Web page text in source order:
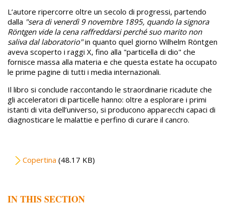
IN THIS SECTION
L’autore ripercorre oltre un secolo di progressi, partendo
dalla "sera di venerdì 9 novembre 1895, quando la signora
Röntgen vide la cena raffreddarsi perché suo marito non
saliva dal laboratorio"in quanto quel giorno Wilhelm Röntgen
aveva scoperto i raggi X, fino alla "particella di dio" che
fornisce massa alla materia e che questa estate ha occupato
le prime pagine di tutti i media internazionali.
Il libro si conclude raccontando le straordinarie ricadute che
gli acceleratori di particelle hanno: oltre a esplorare i primi
istanti di vita dell’universo, si producono apparecchi capaci di
diagnosticare le malattie e perfino di curare il cancro.
File
Copertina (48.17 KB)